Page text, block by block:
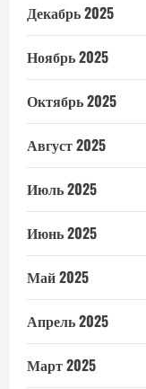
Декабрь 2025
Ноябрь 2025
Октябрь 2025
Август 2025
Июль 2025
Июнь 2025
Май 2025
Апрель 2025
Март 2025